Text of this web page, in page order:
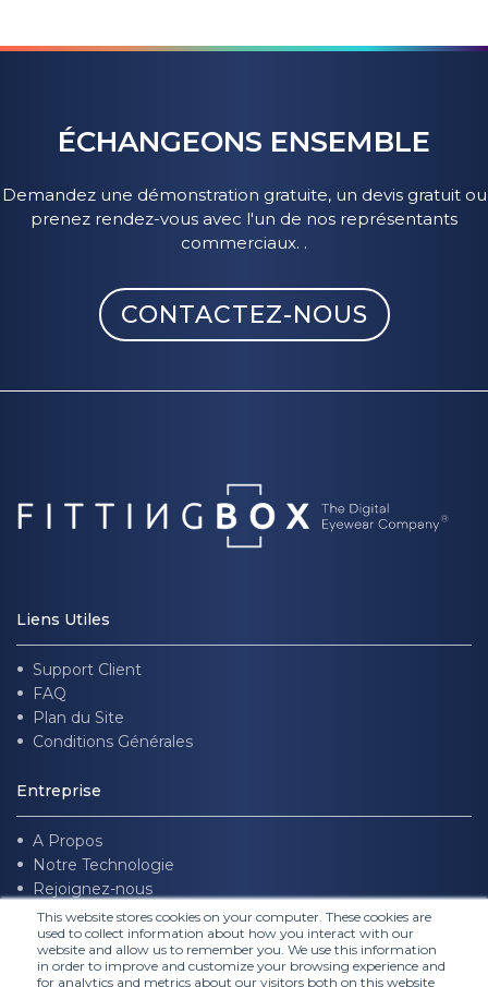
This website stores cookies on your computer. These cookies are
used to collect information about how you interact with our
website and allow us to remember you. We use this information
in order to improve and customize your browsing experience and
for analytics and metrics about our visitors both on this website
ÉCHANGEONS ENSEMBLE
Demandez une démonstration gratuite, un devis gratuit ou
prenez rendez-vous avec l'un de nos représentants
commerciaux. .
CONTACTEZ-NOUS
Liens Utiles
Support Client
FAQ
Plan du Site
Conditions Générales
Entreprise
A Propos
Notre Technologie
Rejoignez-nous
Suivez nous